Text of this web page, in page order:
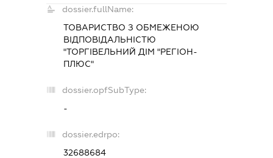
dossier.fullName:
ТОВАРИСТВО З ОБМЕЖЕНОЮ
ВІДПОВІДАЛЬНІСТЮ
"ТОРГІВЕЛЬНИЙ ДІМ "РЕГІОН-
ПЛЮС"
dossier.opfSubType:
-
dossier.edrpo:
32688684